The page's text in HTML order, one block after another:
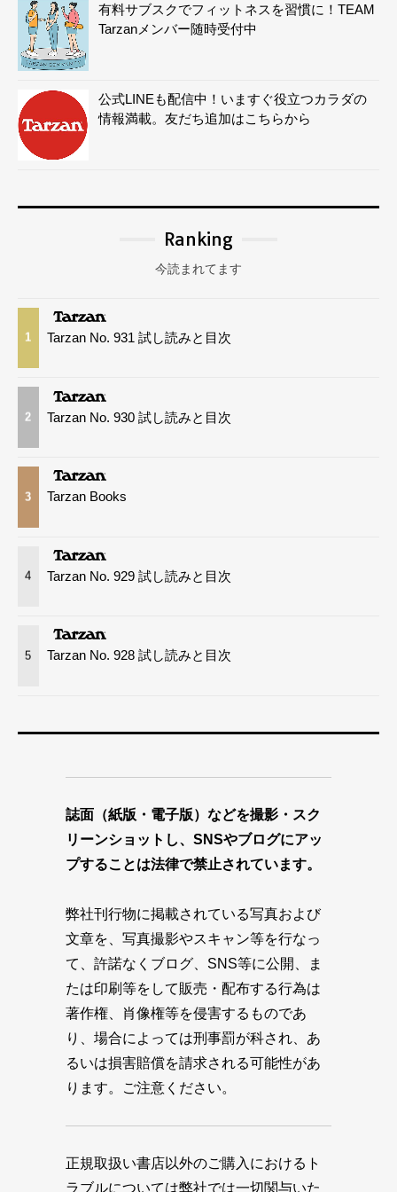
有料サブスクでフィットネスを習慣に！TEAM
Tarzanメンバー随時受付中
公式LINEも配信中！いますぐ役立つカラダの
情報満載。友だち追加はこちらから
Ranking
今読まれてます
1 Tarzan No. 931 試し読みと目次
2 Tarzan No. 930 試し読みと目次
3 Tarzan Books
4 Tarzan No. 929 試し読みと目次
5 Tarzan No. 928 試し読みと目次
誌面（紙版・電子版）などを撮影・スク
リーンショットし、SNSやブログにアッ
プすることは法律で禁止されています。
弊社刊行物に掲載されている写真および
文章を、写真撮影やスキャン等を行なっ
て、許諾なくブログ、SNS等に公開、ま
たは印刷等をして販売・配布する行為は
著作権、肖像権等を侵害するものであ
り、場合によっては刑事罰が科され、あ
るいは損害賠償を請求される可能性があ
ります。ご注意ください。
正規取扱い書店以外のご購入におけるト
ラブルについては弊社では一切関与いた